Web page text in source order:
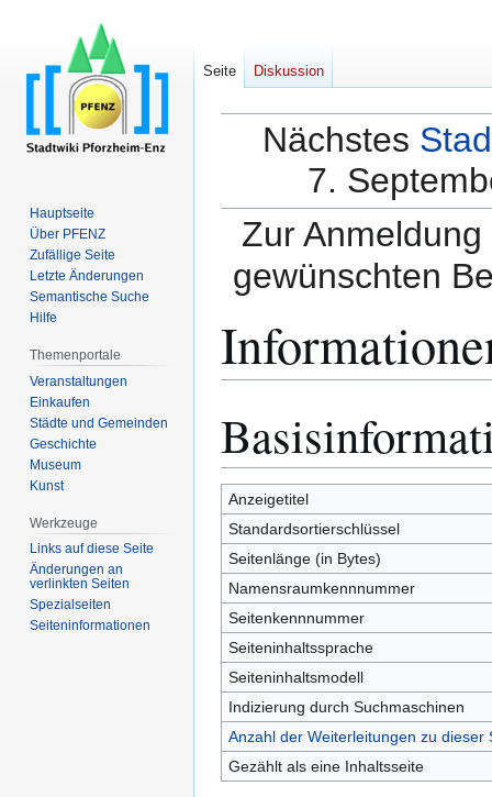
Nächstes
7.
Zur
gewünschten
Navigation
Suche
Anzeigetitel
Standardsortierschlüssel
Seitenlänge (in Bytes)
Namensraumkennnummer
Seitenkennnummer
Seiteninhaltssprache
Seiteninhaltsmodell
Indizierung durch Suchmaschinen
Anzahl der Weiterleitungen zu dieser
Gezählt als eine Inhaltsseite
Seite Diskussion
Hauptseite
Über PFENZ
Zufällige Seite
Letzte Änderungen
Semantische Suche
Hilfe
Themenportale
Veranstaltungen
Einkaufen
Städte und Gemeinden
Geschichte
Museum
Kunst
Werkzeuge
Links auf diese Seite
Änderungen an
verlinkten Seiten
Spezialseiten
Seiten­­informationen